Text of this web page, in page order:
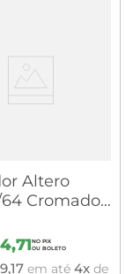
Altero
64 Cromado
,71
,17em até 4 de